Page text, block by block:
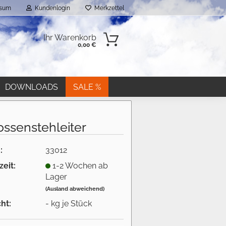
Kundenlogin Merkzettel
Ihr Warenkorb
0,00 €
DOWNLOADS SALE %
33012
1-2 Wochen ab
Lager
(Ausland abweichend)
- kg je Stück